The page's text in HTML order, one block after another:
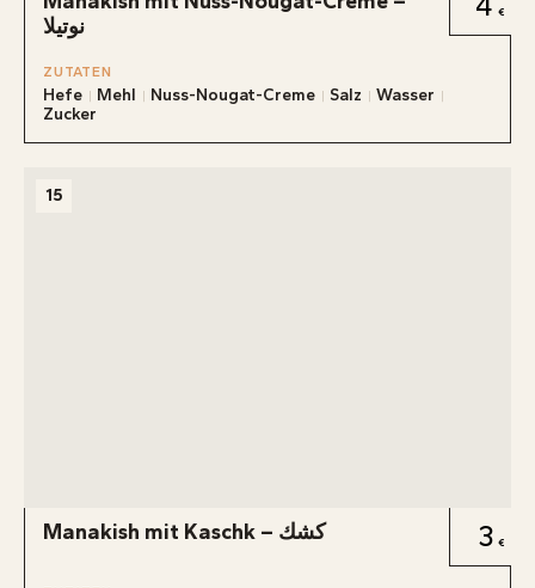
نوتيلا
ZUTATEN
Hefe Mehl Nuss-Nougat-Creme Salz
Wasser
Zucker
15
Manakish mit Kaschk – كشك 3